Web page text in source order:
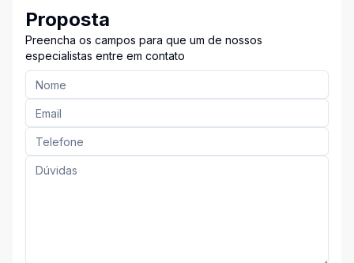
Proposta
Preencha os campos para que um de nossos
especialistas entre em contato